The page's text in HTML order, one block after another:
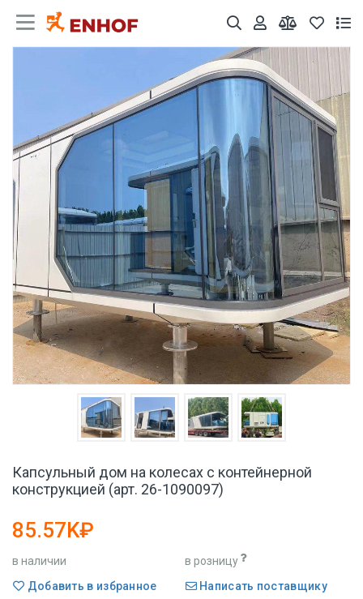
Капсульный дом на колесах с контейнерной
конструкцией (арт. 26-1090097)
85.57K₽
в наличии
в розницу
Добавить в избранное
Написать поставщику